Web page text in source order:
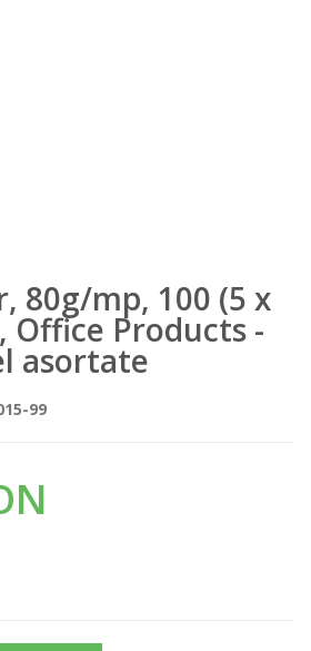
80g/mp, 100 (5 x
Office Products -
asortate
99